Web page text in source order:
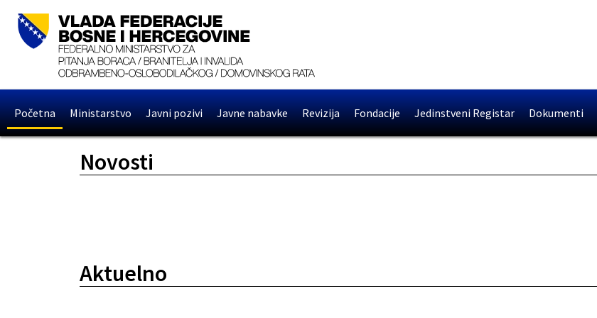
Početna Ministarstvo Javni pozivi Javne nabavke Revizija Fondacije Jedinstveni Registar Dokumenti
Novosti
Aktuelno